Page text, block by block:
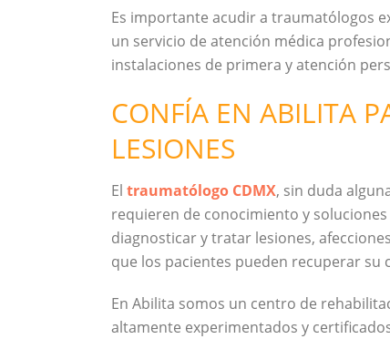
Es importante acudir a traumatólogos
un servicio de atención médica
instalaciones de primera y atención
CONFÍA EN ABILITA
LESIONES
El traumatólogo CDMX, sin duda
requieren de conocimiento y
diagnosticar y tratar lesiones,
que los pacientes pueden recuperar su
En Abilita somos un centro de
altamente experimentados y